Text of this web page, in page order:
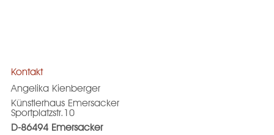
Kontakt
Angelika Kienberger
Künstlerhaus Emersacker
Sportplatzstr.10
D-86494 Emersacker